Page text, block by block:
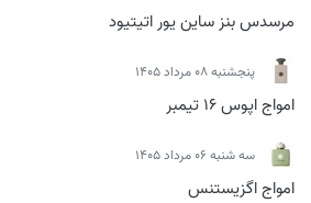
مرسدس بنز ساین یور اتیتیود
پنجشنبه 08 مرداد 1405
امواج اپوس 16 تیمبر
سه شنبه 06 مرداد 1405
امواج اگزیستنس